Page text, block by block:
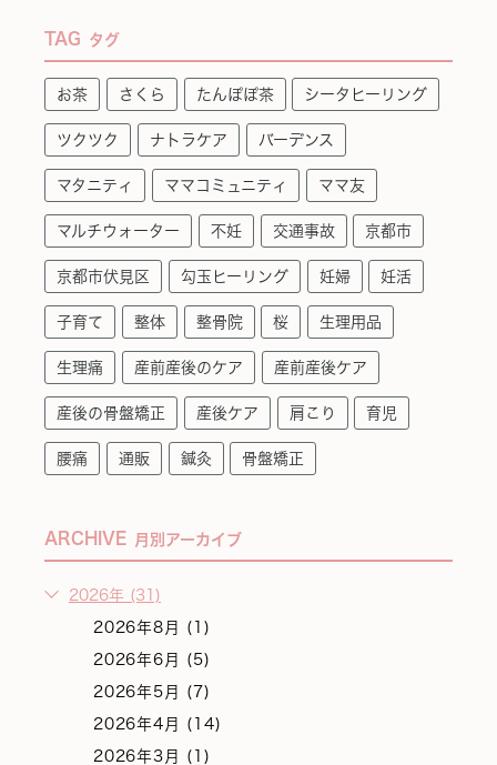
TAG タグ
お茶 さくら たんぽぽ茶 シータヒーリング
ツクツク ナトラケア バーデンス
マタニティ ママコミュニティ ママ友
マルチウォーター 不妊 交通事故 京都市
京都市伏見区 勾玉ヒーリング 妊婦 妊活
子育て 整体 整骨院 桜 生理用品
生理痛 産前産後のケア 産前産後ケア
産後の骨盤矯正 産後ケア 肩こり 育児
腰痛 通販 鍼灸 骨盤矯正
ARCHIVE 月別アーカイブ
2026年 (31)
2026年8月 (1)
2026年6月 (5)
2026年5月 (7)
2026年4月 (14)
2026年3月 (1)